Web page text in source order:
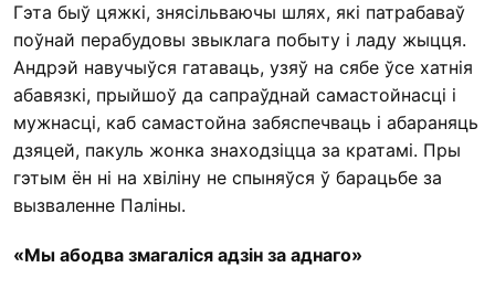
Гэта быў цяжкі, знясільваючы шлях, які патрабаваў
поўнай перабудовы звыклага побыту і ладу жыцця.
Андрэй навучыўся гатаваць, узяў на сябе ўсе хатнія
абавязкі, прыйшоў да сапраўднай самастойнасці і
мужнасці, каб самастойна забяспечваць і абараняць
дзяцей, пакуль жонка знаходзіцца за кратамі. Пры
гэтым ён ні на хвіліну не спыняўся ў барацьбе за
вызваленне Паліны.
«Мы абодва змагаліся адзін за аднаго»